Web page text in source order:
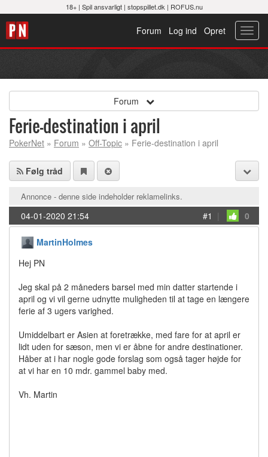
18+ | Spil ansvarligt| stopspillet.dk | ROFUS.nu
Opret
Log ind
Forum
Forum
Ferie-destination i april
PokerNet » Forum » Off-Topic » Ferie-destination i april
Følg tråd
Annonce - denne side indeholder reklamelinks.
04-01-2020 21:54 #1 | 0
MartinHolmes
Hej PN
Jeg skal på 2 måneders barsel med min datter startende i
april og vi vil gerne udnytte muligheden til at tage en længere
ferie af 3 ugers varighed.
Umiddelbart er Asien at foretrække, med fare for at april er
lidt uden for sæson, men vi er åbne for andre destinationer.
Håber at i har nogle gode forslag som også tager højde for
at vi har en 10 mdr. gammel baby med.
Vh. Martin